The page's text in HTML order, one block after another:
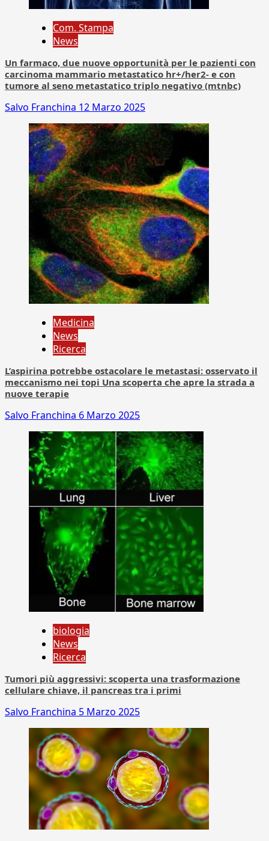
Com. Stampa
News
Un farmaco, due nuove opportunità per le pazienti con
carcinoma mammario metastatico hr+/her2- e con
tumore al seno metastatico triplo negativo (mtnbc)
Salvo Franchina 12 Marzo 2025
Medicina
News
Ricerca
L’aspirina potrebbe ostacolare le metastasi: osservato il
meccanismo nei topi Una scoperta che apre la strada a
nuove terapie
Salvo Franchina 6 Marzo 2025
biologia
News
Ricerca
Tumori più aggressivi: scoperta una trasformazione
cellulare chiave, il pancreas tra i primi
Salvo Franchina 5 Marzo 2025